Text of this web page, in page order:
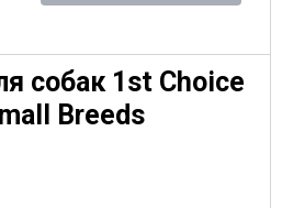
собак 1st Choice
Breeds